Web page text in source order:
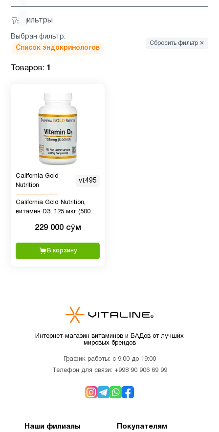
Фильтры
Витамин
д3
Гинкго
Детская
омега 3
Детская
омега 3
2
Детские
Детям 9
младенцев
3
Выбран фильтр:
Список эндокринологов
Сбросить фильтр ✕
Товаров: 1
California Gold
Nutrition
vt495
California Gold Nutrition,
витамин D3, 125 мкг (5000
желатина229 000 сӯм
В корзину
Интернет-магазин витаминов и БАДов от лучших
мировых брендов
График работы: с 9:00 до 19:00
Телефон для связи: +998 90 906 69 99
Наши филиалы Покупателям